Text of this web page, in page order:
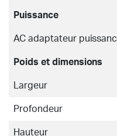
Puissance
AC adaptateur
Poids et dimensions
Largeur
Profondeur
Hauteur